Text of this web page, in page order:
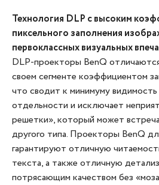
Технология DLP с высоким
пиксельного заполнения
первоклассных визуальных
DLP-проекторы BenQ
своем сегменте коэффициентом
что сводит к минимуму
отдельности и исключает
решетки», который может
другого типа. Проекторы BenQ
гарантируют отличную
текста, а также отличную
потрясающим качеством без